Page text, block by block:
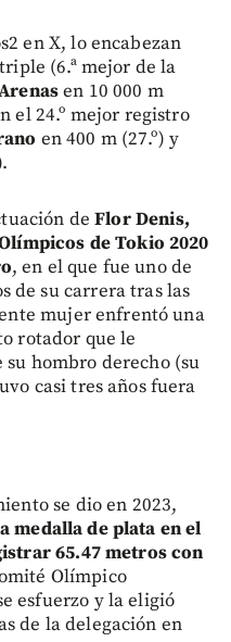
en X, lo encabezan
(6.ª mejor de la
en 10 000 m
el 24.º mejor registro
en 400 m (27.º) y
de Flor Denis,
de Tokio 2020
, en el que fue uno de
de su carrera tras las
mujer enfrentó una
rotador que le
hombro derecho (su
casi tres años fuera
se dio en 2023,
medalla de plata en el
65.47 metros con
Olímpico
esfuerzo y la eligió
de la delegación en